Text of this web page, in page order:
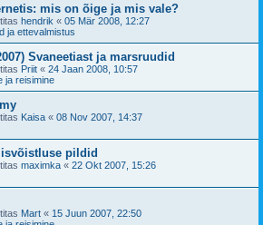
mis on õige ja mis vale?
hendrik « 05 Mär 2008, 12:27
ja ettevalmistus
Svaneetiast ja marsruudid
Priit « 24 Jaan 2008, 10:57
ja reisimine
Kaisa « 08 Nov 2007, 14:37
pildid
maximka « 22 Okt 2007, 15:26
Mart « 15 Juun 2007, 22:50